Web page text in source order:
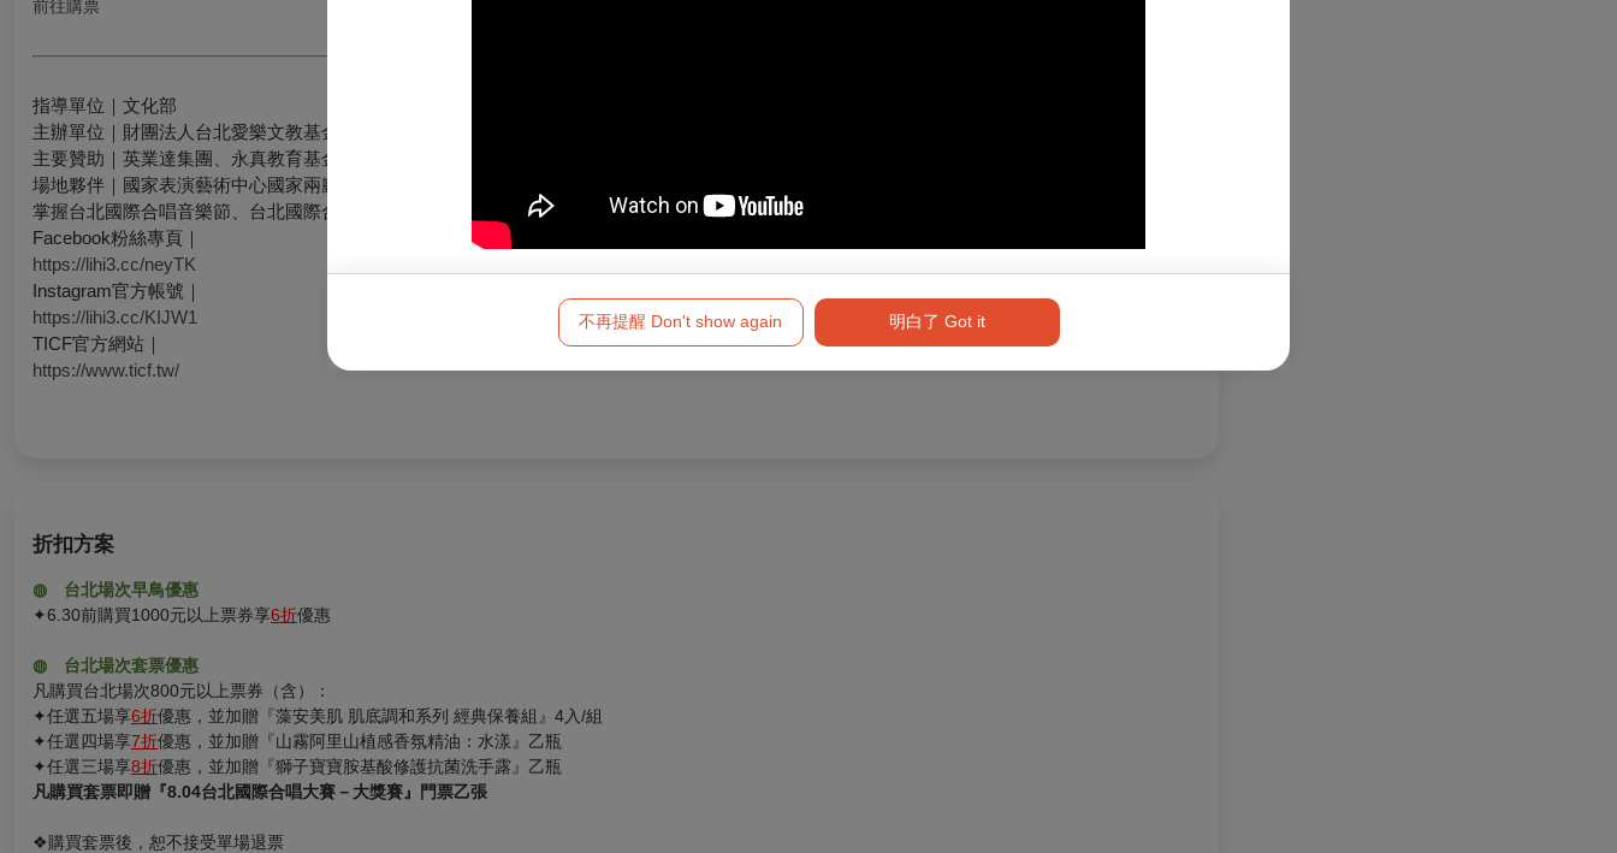
不再提醒 Don't show again 明白了 Got it
前往購票
指導單位｜文化部
主辦單位｜財團法人台北愛樂文教基金會、台北愛樂合唱團
主要贊助｜英業達集團、永真教育基金會、王道銀行教育基金會
場地夥伴｜國家表演藝術中心國家兩廳院
掌握台北國際合唱音樂節、台北國際合唱大賽第一手資訊➤
Facebook粉絲專頁｜
https://lihi3.cc/neyTK
Instagram官方帳號｜
https://lihi3.cc/KIJW1
TICF官方網站｜
https://www.ticf.tw/
折扣方案
◍ 台北場次早鳥優惠
✦6.30前購買1000元以上票券享6折優惠
◍ 台北場次套票優惠
凡購買台北場次800元以上票券（含）：
✦任選五場享6折優惠，並加贈『藻安美肌 肌底調和系列 經典保養組』4入/組
✦任選四場享7折優惠，並加贈『山霧阿里山植感香氛精油：水漾』乙瓶
✦任選三場享8折優惠，並加贈『獅子寶寶胺基酸修護抗菌洗手露』乙瓶
凡購買套票即贈『8.04台北國際合唱大賽－大獎賽』門票乙張
❖購買套票後，恕不接受單場退票